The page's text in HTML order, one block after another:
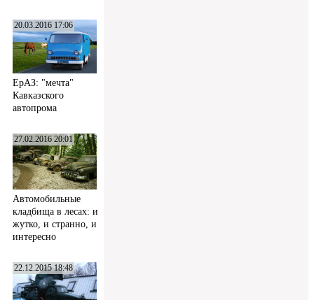
20.03.2016 17:06
ЕрАЗ: "мечта"
Кавказского
автопрома
27.02.2016 20:01
Автомобильные
кладбища в лесах: и
жутко, и странно, и
интересно
22.12.2015 18:48